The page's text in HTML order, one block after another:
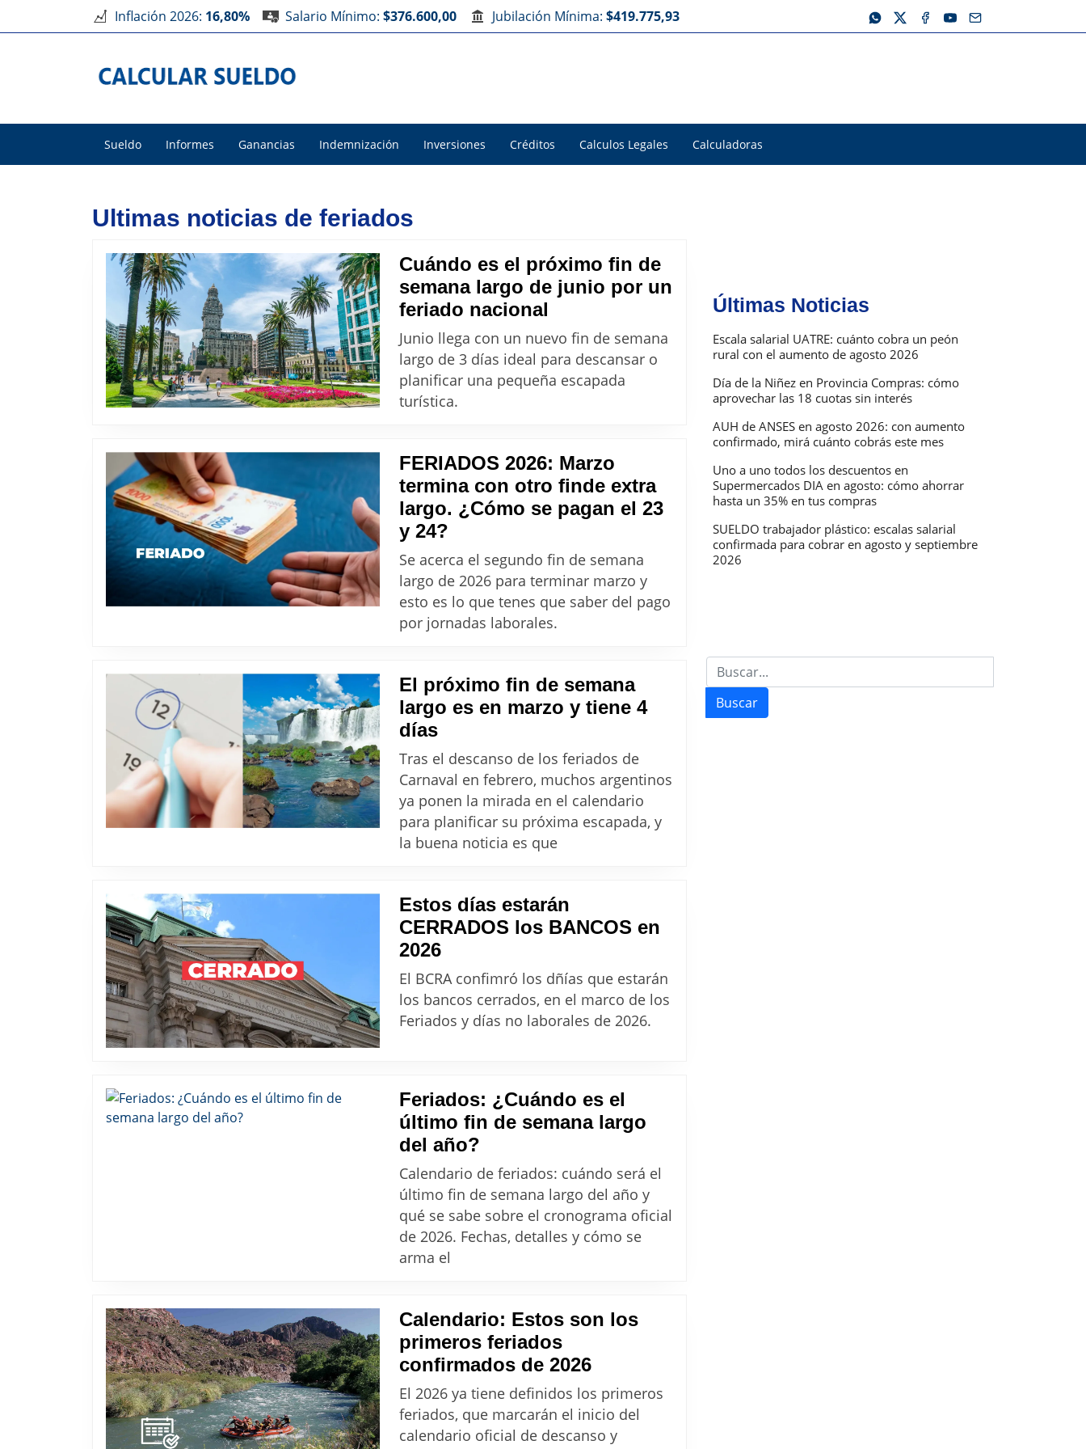
Inflación 2026: 16,80% Salario Mínimo: $376.600,00 Jubilación Mínima: $419.775,93
Sueldo Informes Ganancias Indemnización Inversiones Créditos Calculos Legales Calculadoras
Ultimas noticias de feriados
Cuándo es el próximo fin de
semana largo de junio por un
feriado nacional
es
el
próximo
largo
de
junio
un
feriado
nacional
Junio llega con un nuevo fin de semana
largo de 3 días ideal para descansar o
planificar una pequeña escapada
turística.
FERIADOS 2026: Marzo
termina con otro finde extra
largo. ¿Cómo se pagan el 23
y 24?
2026:
Marzo
termina
con
extra
largo.
se
pagan
el
23
y
Se acerca el segundo fin de semana
largo de 2026 para terminar marzo y
esto es lo que tenes que saber del pago
por jornadas laborales.
El próximo fin de semana
largo es en marzo y tiene 4
díasEl
próximo
fin
de
semana
largo
marzo
y
tiene
4
días
Tras el descanso de los feriados de
Carnaval en febrero, muchos argentinos
ya ponen la mirada en el calendario
para planificar su próxima escapada, y
la buena noticia es que
Estos días estarán
CERRADOS los BANCOS en
2026Estos
días
estarán
CERRADOS
2026
El BCRA confimró los dñías que estarán
los bancos cerrados, en el marco de los
Feriados y días no laborales de 2026.
Feriados: ¿Cuándo es el
último fin de semana largo
del año?
¿Cuándo
es
el
último
largo
del
año?
Calendario de feriados: cuándo será el
último fin de semana largo del año y
qué se sabe sobre el cronograma oficial
de 2026. Fechas, detalles y cómo se
arma el
Calendario: Estos son los
primeros feriados
confirmados de 2026Calendario:
Estos
son
los
El 2026 ya tiene definidos los primeros
feriados, que marcarán el inicio del
calendario oficial de descanso y
Últimas Noticias
Escala salarial UATRE: cuánto cobra un peón
rural con el aumento de agosto 2026
Día de la Niñez en Provincia Compras: cómo
aprovechar las 18 cuotas sin interés
AUH de ANSES en agosto 2026: con aumento
confirmado, mirá cuánto cobrás este mes
Uno a uno todos los descuentos en
Supermercados DIA en agosto: cómo ahorrar
hasta un 35% en tus compras
SUELDO trabajador plástico: escalas salarial
confirmada para cobrar en agosto y septiembre
2026
Buscar